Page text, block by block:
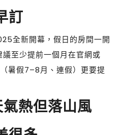
訂
全新開幕，假日的房間一開
至少提前一個月在官網或
暑假7–8月、連假）更要提
熱但落山風